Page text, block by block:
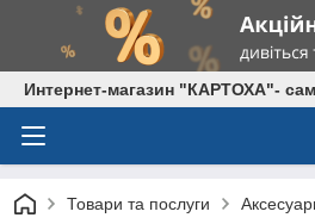
Интернет-магазин "КАРТОХА"-
Товари та послуги